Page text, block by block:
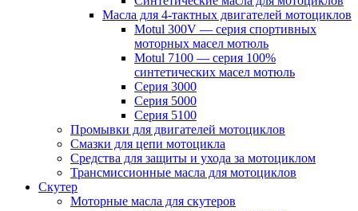
Масла для 4-тактных двигателей мотоциклов
Motul 300V — серия спортивных
моторных масел мотюль
Motul 7100 — серия 100%
синтетических масел мотюль
Серия 3000
Серия 5000
Серия 5100
Промывки для двигателей мотоциклов
Смазки для цепи мотоцикла
Средства для защиты и ухода за мотоциклом
Трансмиссионные масла для мотоциклов
Скутер
Моторные масла для скутеров